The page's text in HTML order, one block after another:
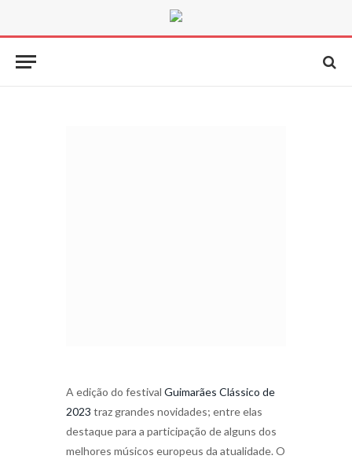
A edição do festival Guimarães Clássico de
2023 traz grandes novidades; entre elas
destaque para a participação de alguns dos
melhores músicos europeus da atualidade. O